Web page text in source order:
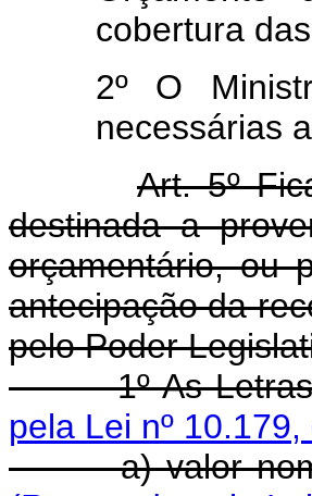
cobertura
2º O
necessárias
Art. 5º
destinada a
orçamentário, ou
antecipação da
pelo Poder
1º As Letras
pela Lei nº
a) valor